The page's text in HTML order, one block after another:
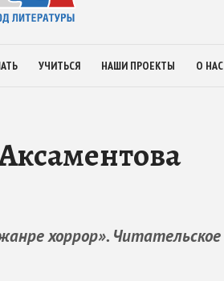
УЧИТЬСЯ НАШИ ПРОЕКТЫ О НАС
хоррор». Читательское